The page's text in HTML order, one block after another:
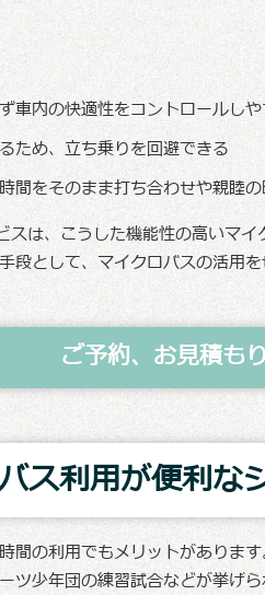
車内の快適性をコントロールし
ため、立ち乗りを回避できる
間をそのまま打ち合わせや親睦
は、こうした機能性の高いマ
段として、マイクロバスの活用を
ご予約、お見積も
ス利用が便利な
間の利用でもメリットがありま
ツ少年団の練習試合などが挙げ